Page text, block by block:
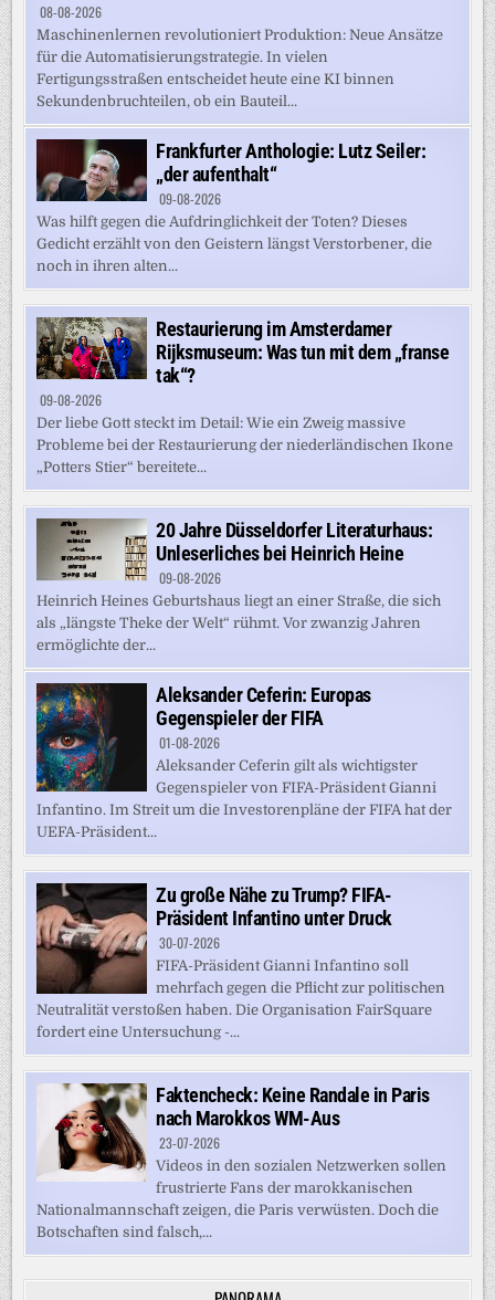
08-08-2026
Maschinenlernen revolutioniert Produktion: Neue Ansätze
für die Automatisierungstrategie. In vielen
Fertigungsstraßen entscheidet heute eine KI binnen
Sekundenbruchteilen, ob ein Bauteil...
Frankfurter Anthologie: Lutz Seiler:
„der aufenthalt“
09-08-2026
Was hilft gegen die Aufdringlichkeit der Toten? Dieses
Gedicht erzählt von den Geistern längst Verstorbener, die
noch in ihren alten...
Restaurierung im Amsterdamer
Rijksmuseum: Was tun mit dem „franse
tak“?
09-08-2026
Der liebe Gott steckt im Detail: Wie ein Zweig massive
Probleme bei der Restaurierung der niederländischen Ikone
„Potters Stier“ bereitete...
20 Jahre Düsseldorfer Literaturhaus:
Unleserliches bei Heinrich Heine
09-08-2026
Heinrich Heines Geburtshaus liegt an einer Straße, die sich
als „längste Theke der Welt“ rühmt. Vor zwanzig Jahren
ermöglichte der...
Aleksander Ceferin: Europas
Gegenspieler der FIFA
01-08-2026
Aleksander Ceferin gilt als wichtigster
Gegenspieler von FIFA-Präsident Gianni
Infantino. Im Streit um die Investorenpläne der FIFA hat der
UEFA-Präsident...
Zu große Nähe zu Trump? FIFA-
Präsident Infantino unter Druck
30-07-2026
FIFA-Präsident Gianni Infantino soll
mehrfach gegen die Pflicht zur politischen
Neutralität verstoßen haben. Die Organisation FairSquare
fordert eine Untersuchung -...
Faktencheck: Keine Randale in Paris
nach Marokkos WM-Aus
23-07-2026
Videos in den sozialen Netzwerken sollen
frustrierte Fans der marokkanischen
Nationalmannschaft zeigen, die Paris verwüsten. Doch die
Botschaften sind falsch,...